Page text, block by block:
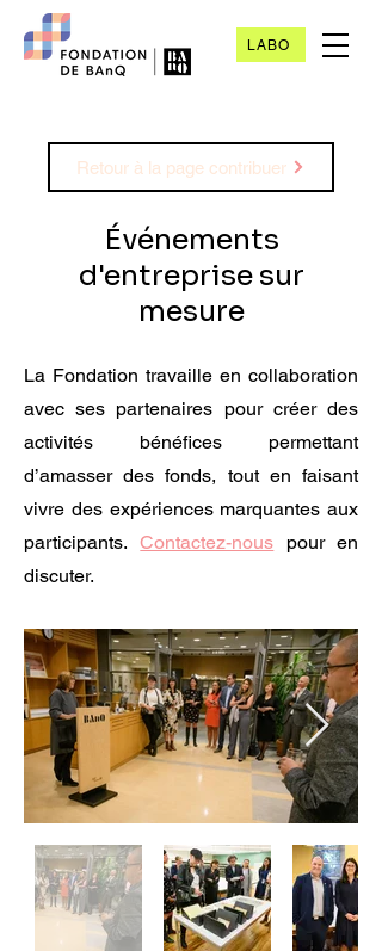
LABO
Retour à la page contribuer
Événements
d'entreprise sur
mesure
La Fondation travaille en collaboration
avec ses partenaires pour créer des
activités bénéfices permettant
d’amasser des fonds, tout en faisant
vivre des expériences marquantes aux
participants.Contactez-nous pour en
discuter.